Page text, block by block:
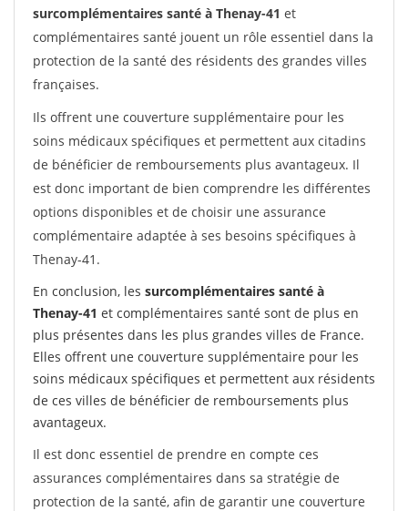
surcomplémentaires santé à Thenay-41 et
complémentaires santé jouent un rôle essentiel dans la
protection de la santé des résidents des grandes villes
françaises.
Ils offrent une couverture supplémentaire pour les
soins médicaux spécifiques et permettent aux citadins
de bénéficier de remboursements plus avantageux. Il
est donc important de bien comprendre les différentes
options disponibles et de choisir une assurance
complémentaire adaptée à ses besoins spécifiques à
Thenay-41.
En conclusion, les surcomplémentaires santé à
Thenay-41 et complémentaires santé sont de plus en
plus présentes dans les plus grandes villes de France.
Elles offrent une couverture supplémentaire pour les
soins médicaux spécifiques et permettent aux résidents
de ces villes de bénéficier de remboursements plus
avantageux.
Il est donc essentiel de prendre en compte ces
assurances complémentaires dans sa stratégie de
protection de la santé, afin de garantir une couverture